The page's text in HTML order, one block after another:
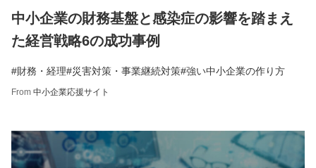
中小企業の財務基盤と感染症の影響を踏まえ
た経営戦略6の成功事例
#財務・経理#災害対策・事業継続対策#強い中小企業の作り方
From 中小企業応援サイト